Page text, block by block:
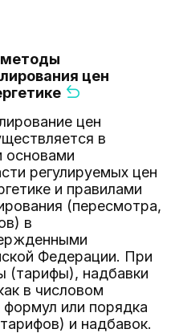
методы
цен
цен
в
основами
регулируемых цен
и правилами
(пересмотра,
в
Федерации. При
(тарифы), надбавки
в числовом
или порядка
и надбавок.